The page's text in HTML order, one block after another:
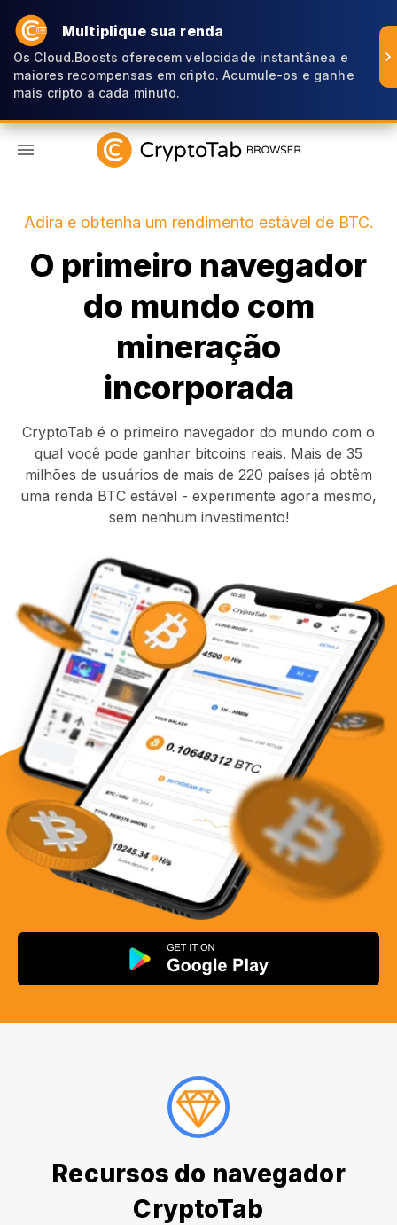
Multiplique sua renda
Os Cloud.Boosts oferecem velocidade instantânea e
maiores recompensas em cripto. Acumule-os e ganhe
mais cripto a cada minuto.
Adira e obtenha um rendimento estável de BTC.
O primeiro navegador
do mundo com
mineração
incorporada
CryptoTab é o primeiro navegador do mundo com o
qual você pode ganhar bitcoins reais. Mais de 35
milhões de usuários de mais de 220 países já obtêm
uma renda BTC estável - experimente agora mesmo,
sem nenhum investimento!
Recursos do navegador
CryptoTab